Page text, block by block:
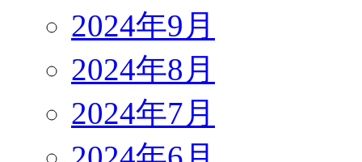
2024年9月
2024年8月
2024年7月